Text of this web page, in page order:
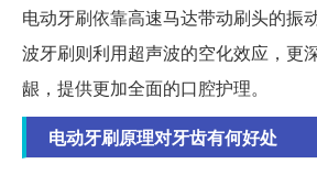
电动牙刷依靠高速马达带动刷头的振
波牙刷则利用超声波的空化效应，更
龈，提供更加全面的口腔护理。
电动牙刷原理对牙齿有何好处